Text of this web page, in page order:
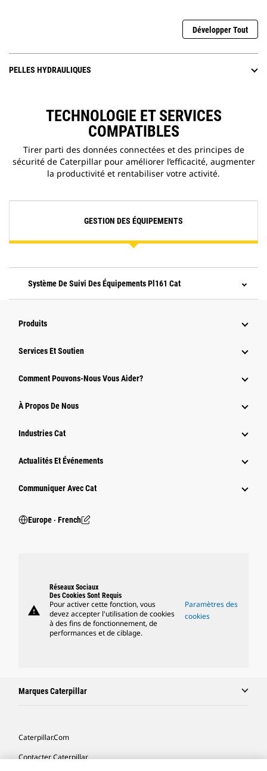
Développer Tout
PELLES HYDRAULIQUES
TECHNOLOGIE ET SERVICES
COMPATIBLES
Tirer parti des données connectées et des principes de
sécurité de Caterpillar pour améliorer l’efficacité, augmenter
la productivité et rentabiliser votre activité.
GESTION DES ÉQUIPEMENTS
Système De Suivi Des Équipements Pl161 Cat
Produits
Services Et Soutien
Comment Pouvons-Nous Vous Aider?
À Propos De Nous
Industries Cat
Actualités Et Événements
Communiquer Avec Cat
Europe ‧ French
warning
Réseaux Sociaux
Des Cookies Sont Requis
Pour activer cette fonction, vous
devez accepter l'utilisation de cookies
à des fins de fonctionnement, de
performances et de ciblage.
Paramètres des
cookies
Marques Caterpillar
Caterpillar.com
Contacter Caterpillar